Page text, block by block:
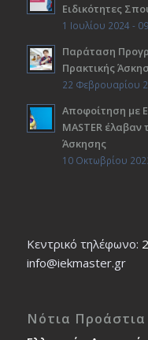
Ειδικότητες
1 Ιουλίου 2024 -
Παράταση
Πρακτικής
22 Φεβρουαρίου
Αποφοίτηση με
ΜΑSTER έλαβαν
Άσκησης
10 Οκτωβρίου
Κεντρικό τηλέφωνο:
info@iekmaster.gr
Νότια Προάστια